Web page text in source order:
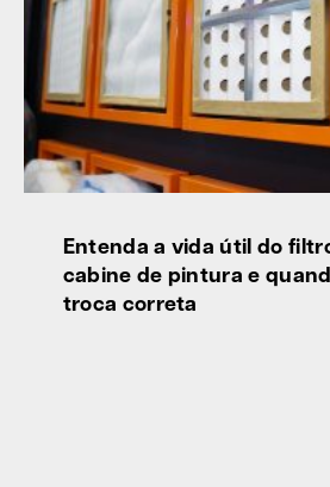
Entenda a vida útil do
cabine de pintura e
troca correta